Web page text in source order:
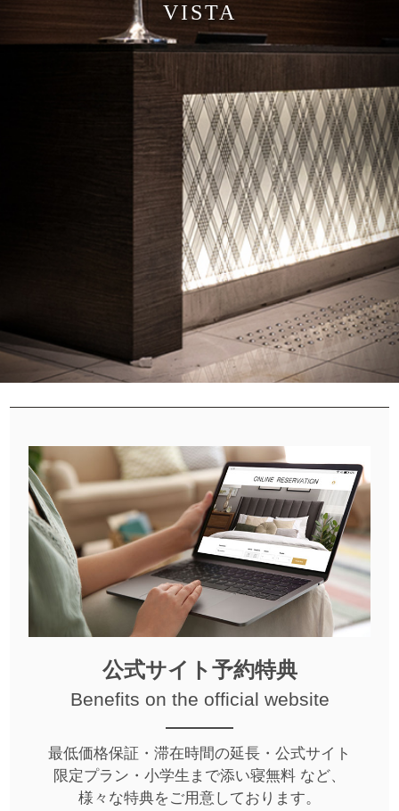
VISTA
公式サイト予約特典
Benefits on the official website
最低価格保証・滞在時間の延長・公式サイト
限定プラン・小学生まで添い寝無料 など、
様々な特典をご用意しております。